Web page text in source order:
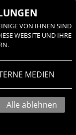
≡
VON IHNEN SIND
WEBSITE UND IHRE
MEDIEN
Alle ablehnen